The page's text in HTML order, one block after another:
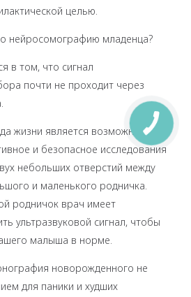
целью.
нейросомографию младенца?
в том, что сигнал
почти не проходит через
жизни является возможность
и безопасное исследования
небольших отверстий между
и маленького родничка.
родничок врач имеет
ультразвуковой сигнал, чтобы
малыша в норме.
новорожденного не
для паники и худших